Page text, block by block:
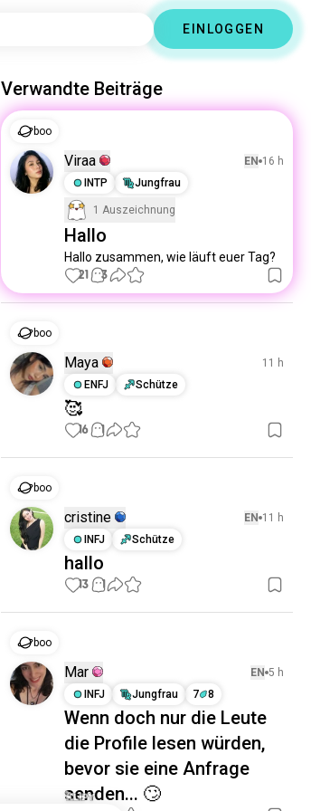
EINLOGGEN
Verwandte Beiträge
boo
Viraa EN 16 h
INTP
Jungfrau
1 Auszeichnung
Hallo
Hallo zusammen, wie läuft euer Tag?
21 3
boo
Maya
11 h
ENFJ
Schütze
🥰
16 1
boo
cristine EN 11 h
INFJ
Schütze
hallo
13 1
boo
Mar EN 5 h
INFJ
Jungfrau 7 8
Wenn doch nur die Leute
die Profile lesen würden,
bevor sie eine Anfrage
senden... 🙄